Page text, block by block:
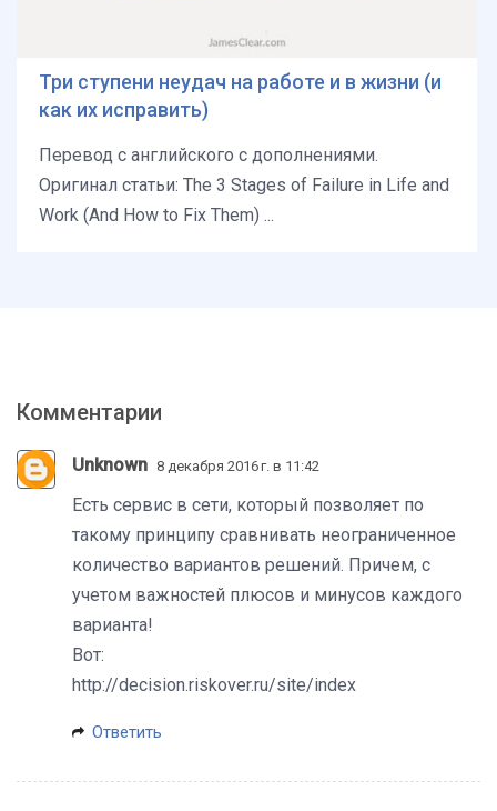
Три ступени неудач на работе и в жизни (и
как их исправить)
Перевод с английского с дополнениями.
Оригинал статьи: The 3 Stages of Failure in Life and
Work (And How to Fix Them) ...
Комментарии
Unknown 8 декабря 2016 г. в 11:42
Есть сервис в сети, который позволяет по
такому принципу сравнивать неограниченное
количество вариантов решений. Причем, с
учетом важностей плюсов и минусов каждого
варианта!
Вот:
http://decision.riskover.ru/site/index
Ответить